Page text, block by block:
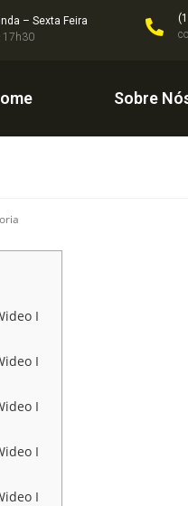
– Sexta Feira
17h30
Sobre
I
I
I
I
I